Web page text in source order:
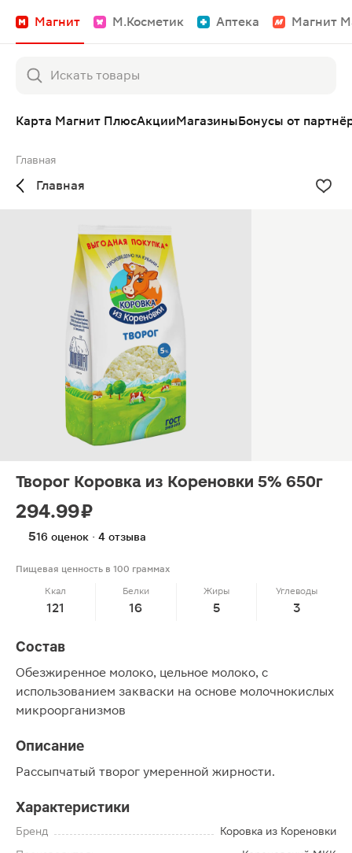
Магнит М.Косметик Аптека Магнит
Карта Магнит ПлюсАкцииМагазиныБонусы от
Главная
Главная
Творог Коровка из Кореновки 5% 650г
294.99 ₽
516 оценок · 4 отзыва
Пищевая ценность в 100 граммах
Ккал
121
Белки
16
Жиры
5
Углеводы
3
Состав
Обезжиренное молоко, цельное молоко, с
использованием закваски на основе молочнокислых
микроорганизмов
Описание
Рассыпчатый творог умеренной жирности.
Характеристики
Бренд
Коровка из Кореновки